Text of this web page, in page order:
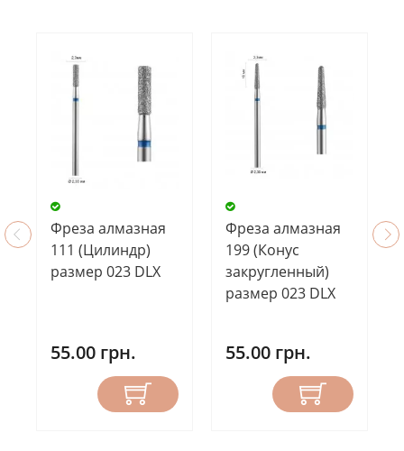
Фреза алмазная
111 (Цилиндр)
размер 023 DLX
55.00 грн.
Фреза алмазная
199 (Конус
закругленный)
размер 023 DLX
55.00 грн.